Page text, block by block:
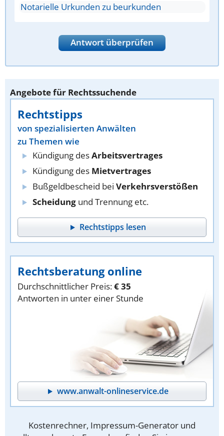
Notarielle Urkunden zu beurkunden
Antwort überprüfen
Angebote für Rechtssuchende
Rechtstipps
von spezialisierten Anwälten
zu Themen wie
Kündigung desArbeitsvertrages
Kündigung des Mietvertrages
Bußgeldbescheid bei Verkehrsverstößen
Scheidung und Trennung etc.
Rechtstipps lesen
Rechtsberatung online
Durchschnittlicher Preis:€ 35
Antworten in unter einer Stunde
www.anwalt-onlineservice.de
Kostenrechner, Impressum-Generator und